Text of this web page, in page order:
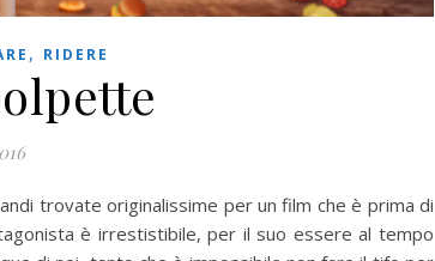
, RIDERE
trovate originalissime per un film che è prima di
è irrestistibile, per il suo essere al tempo